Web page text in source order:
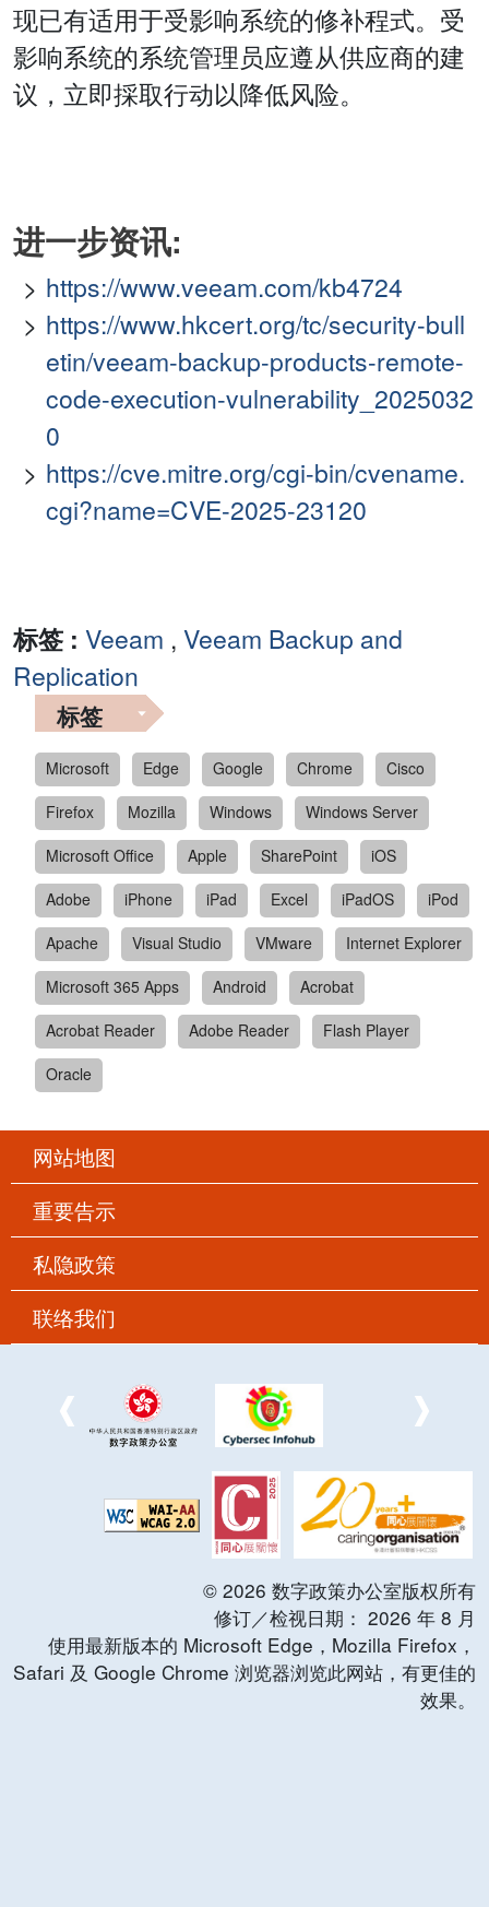
现已有适用于受影响系统的修补程式。受
影响系统的系统管理员应遵从供应商的建
议，立即採取行动以降低风险。
进一步资讯:
https://www.veeam.com/kb4724
https://www.hkcert.org/tc/security-bull
etin/veeam-backup-products-remote-
code-execution-vulnerability_2025032
0
https://cve.mitre.org/cgi-bin/cvename.
cgi?name=CVE-2025-23120
标签 : Veeam , Veeam Backup and
Replication
标签
Microsoft Edge Google Chrome
Cisco
Firefox
Mozilla Windows
Windows Server
Microsoft Office
Apple SharePoint
iOS
Adobe
iPhone iPad Excel iPadOS
iPod
Apache
Visual Studio VMware
Internet Explorer
Microsoft 365 Apps
Android
Acrobat
Acrobat Reader
Adobe Reader
Flash Player
Oracle
网站地图
重要告示
私隐政策
联络我们
© 2026 数字政策办公室版权所有
修订／检视日期： 2026 年 8 月
使用最新版本的 Microsoft Edge，Mozilla Firefox，
Safari 及 Google Chrome 浏览器浏览此网站，有更佳的
效果。